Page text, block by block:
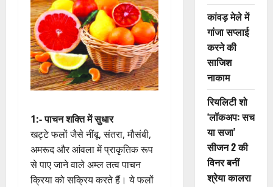
1:- पाचन शक्ति में सुधार
खट्टे फलों जैसे नींबू, संतरा, मौसंबी,
अमरूद और आंवला में प्राकृतिक रूप
से पाए जाने वाले अम्ल तत्व पाचन
क्रिया को सक्रिय करते हैं। ये फलों
कांवड़ मेले में
गांजा सप्लाई
करने की
साजिश
नाकाम
रियलिटी शो
‘लॉकअप: सच
या सजा’
सीजन 2 की
विनर बनीं
श्रेया कालरा